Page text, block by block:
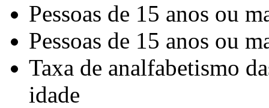
Pessoas de 15 anos ou
Pessoas de 15 anos ou
Taxa de analfabetismo
idade